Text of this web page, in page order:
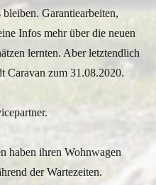
Garantiearbeiten,
Infos mehr über die neuen
lernten. Aber letztendlich
Caravan zum 31.08.2020.
haben ihren Wohnwagen
der Wartezeiten.